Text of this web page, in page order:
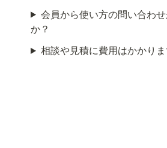
会員から使い方の問い合わ
か？
相談や見積に費用はかかりま